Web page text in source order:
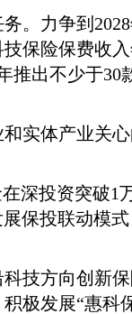
。力争到
保险保费收入
出不少于30
实体产业关
深投资突破1
保投联动模
技方向创新
极发展“惠科